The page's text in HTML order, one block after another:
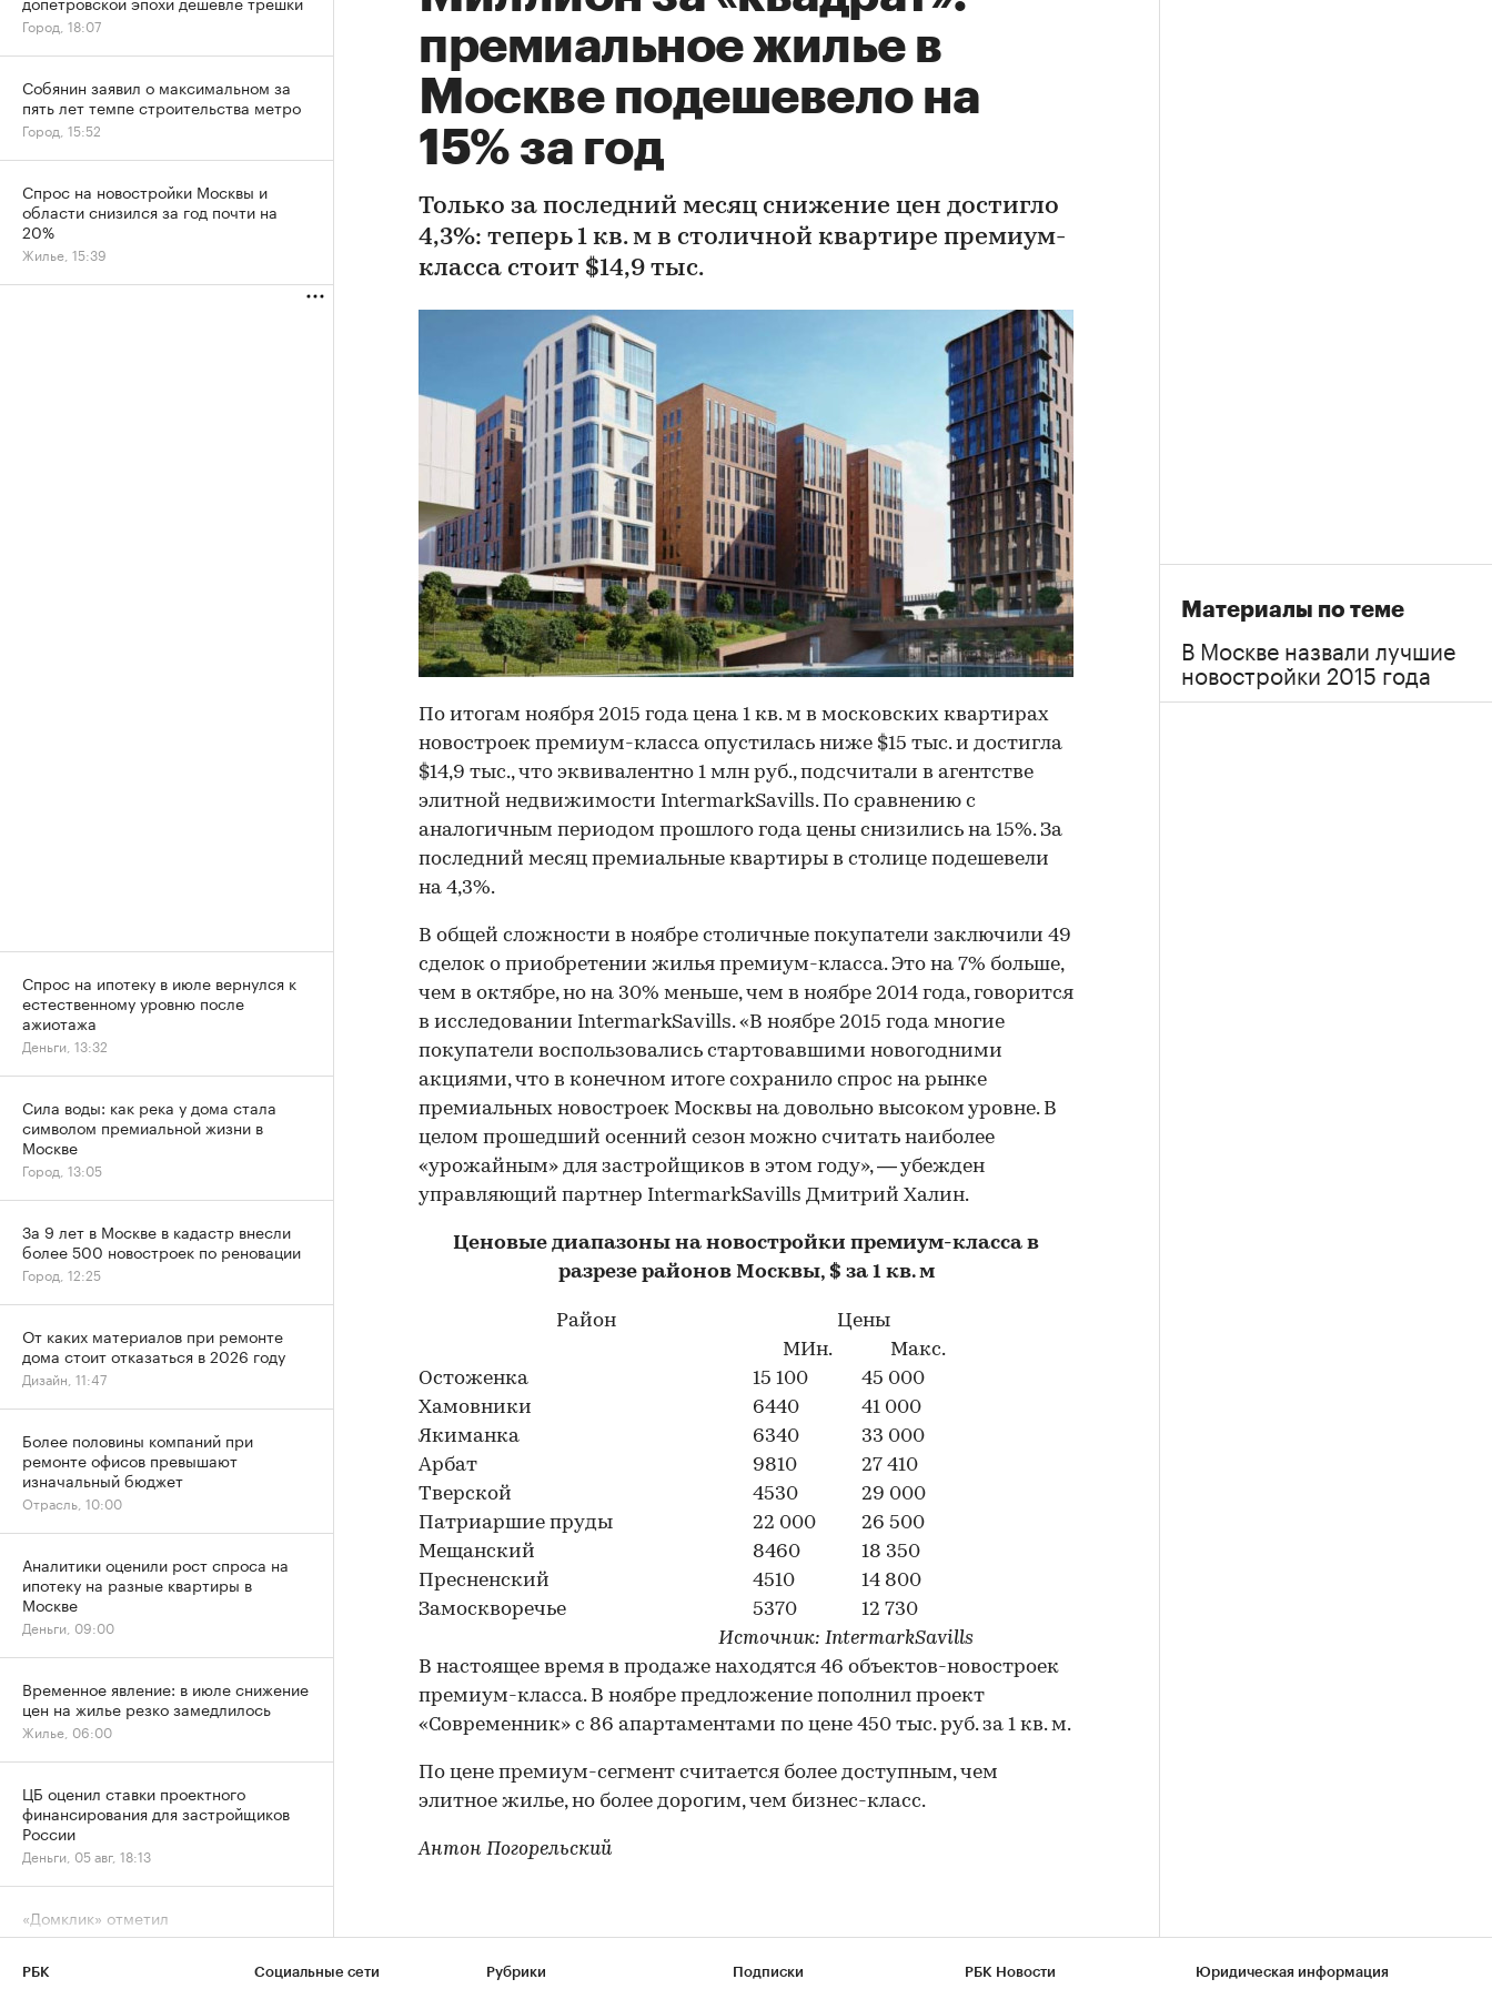
премиальное жилье в
Москве подешевело на
15% за год
Только за последний месяц снижение цен достигло
4,3%: теперь 1 кв. м в столичной квартире премиум-
класса стоит $14,9 тыс.
По итогам ноября 2015 года цена 1 кв. м в московских квартирах
новостроек премиум-класса опустилась ниже $15 тыс. и достигла
$14,9 тыс., что эквивалентно 1 млн руб., подсчитали в агентстве
элитной недвижимости IntermarkSavills. По сравнению с
аналогичным периодом прошлого года цены снизились на 15%. За
последний месяц премиальные квартиры в столице подешевели
на 4,3%.
В общей сложности в ноябре столичные покупатели заключили 49
сделок о приобретении жилья премиум-класса. Это на 7% больше,
чем в октябре, но на 30% меньше, чем в ноябре 2014 года, говорится
в исследовании IntermarkSavills. «В ноябре 2015 года многие
покупатели воспользовались стартовавшими новогодними
акциями, что в конечном итоге сохранило спрос на рынке
премиальных новостроек Москвы на довольно высоком уровне. В
целом прошедший осенний сезон можно считать наиболее
«урожайным» для застройщиков в этом году», — убежден
управляющий партнер IntermarkSavills Дмитрий Халин.
Ценовые диапазоны на новостройки премиум-класса в
разрезе районов Москвы, $ за 1 кв. м
Район
Цены
МИн.
Макс.
Остоженка
15 100
45 000
Хамовники
6440
41 000
Якиманка
6340
33 000
Арбат
9810
27 410
Тверской
4530
29 000
Патриаршие пруды
22 000
26 500
Мещанский
8460
18 350
Пресненский
4510
14 800
Замоскворечье
5370
12 730
Источник: IntermarkSavills
В настоящее время в продаже находятся 46 объектов-новостроек
премиум-класса. В ноябре предложение пополнил проект
«Современник» с 86 апартаментами по цене 450 тыс. руб. за 1 кв. м.
По цене премиум-сегмент считается более доступным, чем
элитное жилье, но более дорогим, чем бизнес-класс.
Антон Погорельский
Материалы по теме
В Москве назвали лучшие
новостройки 2015 года
Город, 18:07
Собянин заявил о максимальном за
пять лет темпе строительства метро
Город, 15:52
Спрос на новостройки Москвы и
области снизился за год почти на
20%
Жилье, 15:39
Спрос на ипотеку в июле вернулся к
естественному уровню после
ажиотажа
Деньги, 13:32
Сила воды: как река у дома стала
символом премиальной жизни в
Москве
Город, 13:05
За 9 лет в Москве в кадастр внесли
более 500 новостроек по реновации
Город, 12:25
От каких материалов при ремонте
дома стоит отказаться в 2026 году
Дизайн, 11:47
Более половины компаний при
ремонте офисов превышают
изначальный бюджет
Отрасль, 10:00
Аналитики оценили рост спроса на
ипотеку на разные квартиры в
Москве
Деньги, 09:00
Временное явление: в июле снижение
цен на жилье резко замедлилось
Жилье, 06:00
ЦБ оценил ставки проектного
финансирования для застройщиков
России
Деньги, 05 авг, 18:13
«Домклик» отметил
перераспределение ипотечного
Деньги, 05 авг, 15:13
РБК Социальные сети Рубрики Подписки РБК Новости Юридическая информация